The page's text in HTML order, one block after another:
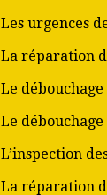
Les urgences
La réparation
Le
Le
L’inspection
La réparation